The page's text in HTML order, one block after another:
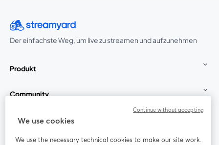
Der einfachste Weg, um live zu streamen und aufzunehmen
Produkt
Community
StreamYard für
We use cookies
We use the necessary technical cookies to make our site work.
Continue without accepting